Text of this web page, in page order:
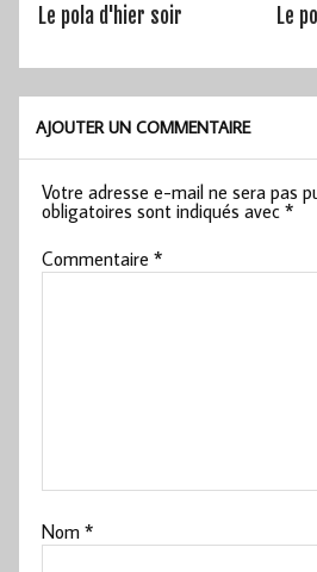
Le pola d'hier soir Le
AJOUTER UN COMMENTAIRE
Votre adresse e-mail ne sera pas
obligatoires sont indiqués avec*
Commentaire*
Nom*